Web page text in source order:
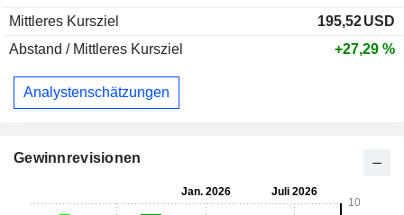
Mittleres Kursziel
195,52USD
Abstand / Mittleres Kursziel
+27,29 %
Analystenschätzungen
Gewinnrevisionen